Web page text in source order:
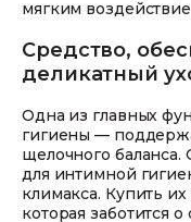
мягким
Средство,
деликатный
Одна из главных
гигиены —
щелочного
для интимной
климакса. Купить
которая заботится